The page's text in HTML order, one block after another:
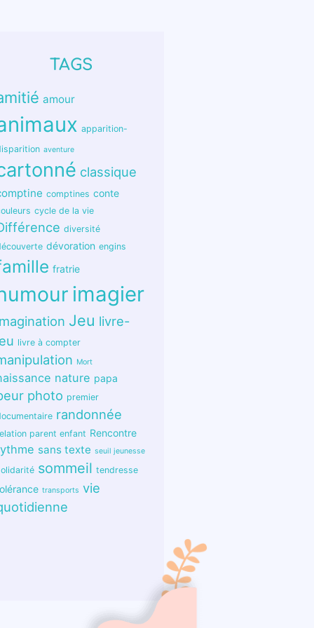
TAGS
amour
apparition-
aventure
classique
comptines conte
cycle de la vie
diversité
dévoration engins
fratrie
imagier
Jeu livre-
livre à compter
Mort
nature papa
photo premier
randonnée
parent enfant Rencontre
sans texte seuil jeunesse
sommeil tendresse
transports vie